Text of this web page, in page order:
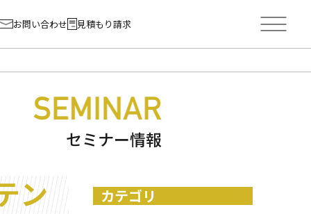
お問い合わせ 見積もり請求
セミナー情報
ン
カテゴリ